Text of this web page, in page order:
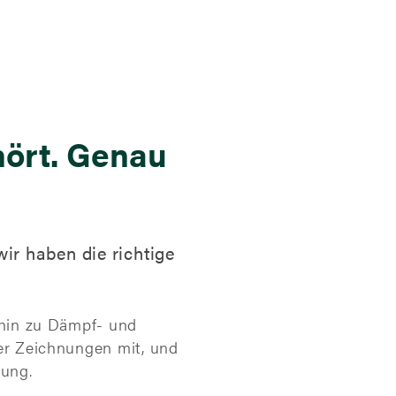
Genau
haben die richtige
zu Dämpf- und
Zeichnungen mit, und